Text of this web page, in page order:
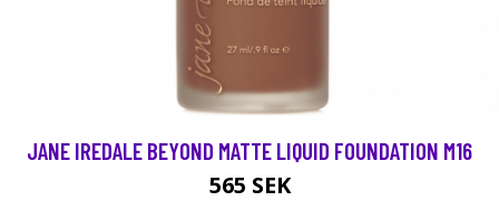
JANE IREDALE BEYOND MATTE LIQUID FOUNDATION M16
565 SEK